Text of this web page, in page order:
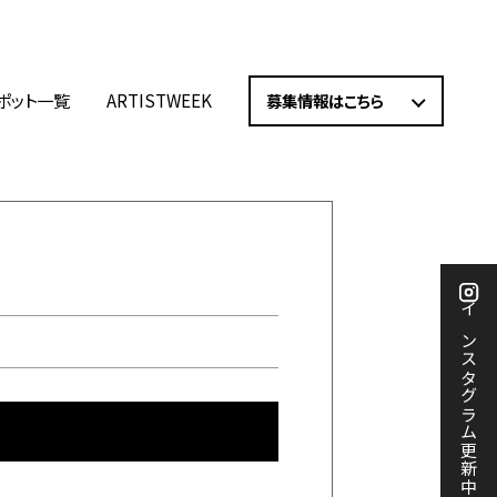
ット一覧 ARTISTWEEK 募集情報はこちら
インスタグラム更新中